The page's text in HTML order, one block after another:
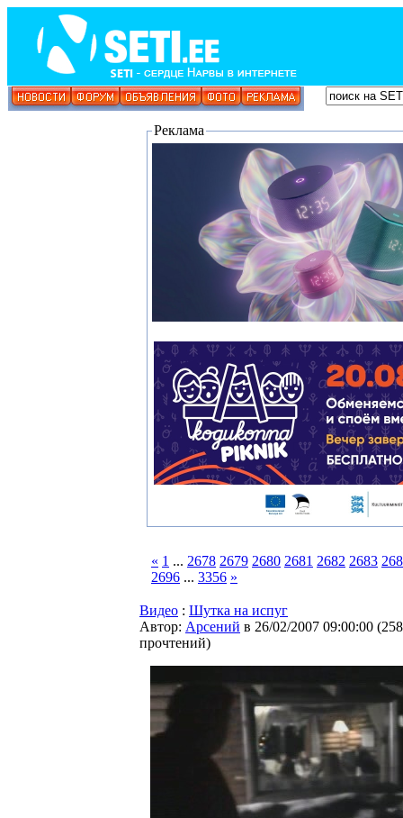
Реклама
« 1 ... 2678 2679 2680 2681 2682 2683
2696 ... 3356 »
Видео : Шутка на испуг
Автор: Арсений в 26/02/2007 09:00:00 (
прочтений)